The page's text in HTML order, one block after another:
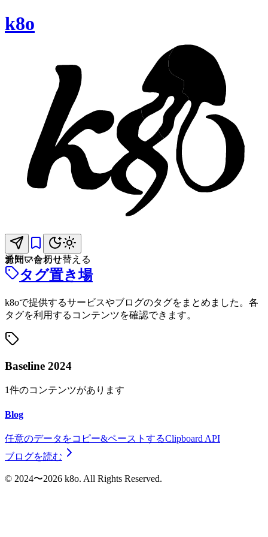
k8o
お問い合わせ
通知
テーマを切り替える
タグ置き場
k8oで提供するサービスやブログのタグをまとめました。各
タグを利用するコンテンツを確認できます。
Baseline 2024
1件のコンテンツがあります
Blog
任意のデータをコピー&ペーストするClipboard API
ブログを読む
©︎ 2024〜2026 k8o. All Rights Reserved.